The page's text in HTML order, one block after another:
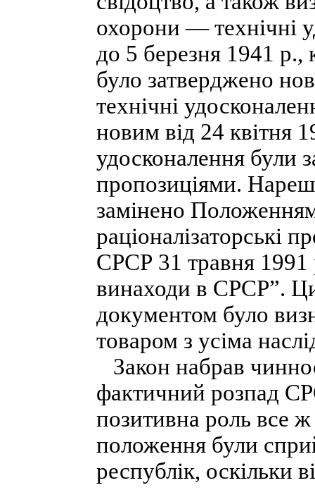
охорони — технічні
до 5 березня 1941
було затверджено
технічні
новим від 24 квітня
удосконалення були
пропозиціями.
замінено
раціоналізаторські
СРСР 31 травня
винаходи в СРСР”.
документом було
товаром з усіма
Закон набрав
фактичний розпад
позитивна роль все
положення були
республік, оскільки